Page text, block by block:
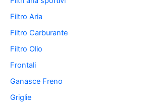
Filtro Aria
Filtro Carburante
Filtro Olio
Frontali
Ganasce Freno
Griglie